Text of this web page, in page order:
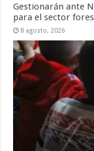
Gestionarán ante
para el sector
8 agosto, 2026